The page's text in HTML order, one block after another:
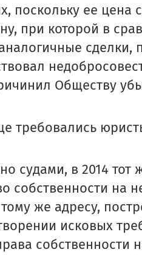
поскольку ее цена
при которой в
сделки,
Обществу
требовались
судами, в 2014
собственности
тому же адресу,
исковых
собственности
или